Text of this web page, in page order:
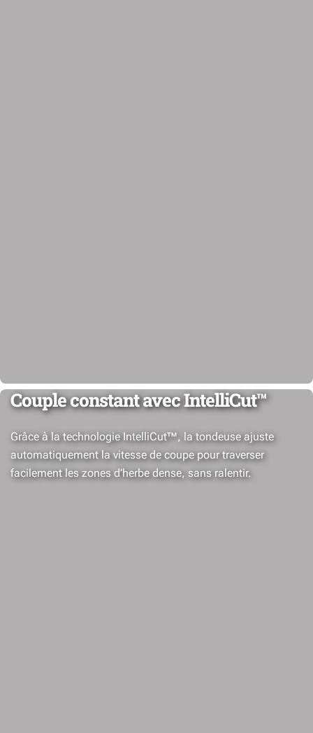
Couple constant avec IntelliCut™
Grâce à la technologie IntelliCut™, la tondeuse ajuste
automatiquement la vitesse de coupe pour traverser
facilement les zones d’herbe dense, sans ralentir.